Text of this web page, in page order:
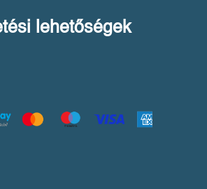
lehetőségek